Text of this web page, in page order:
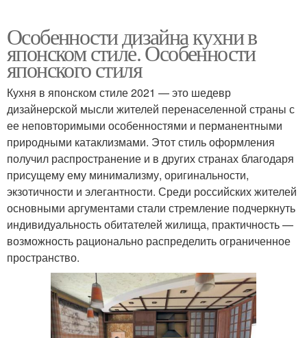
Особенности дизайна кухни в
японском стиле. Особенности
японского стиля
Кухня в японском стиле 2021 — это шедевр
дизайнерской мысли жителей перенаселенной страны с
ее неповторимыми особенностями и перманентными
природными катаклизмами. Этот стиль оформления
получил распространение и в других странах благодаря
присущему ему минимализму, оригинальности,
экзотичности и элегантности. Среди российских жителей
основными аргументами стали стремление подчеркнуть
индивидуальность обитателей жилища, практичность —
возможность рационально распределить ограниченное
пространство.